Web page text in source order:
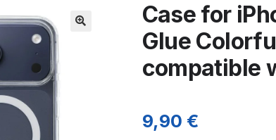
Case for
Glue
compatible
9,90 €